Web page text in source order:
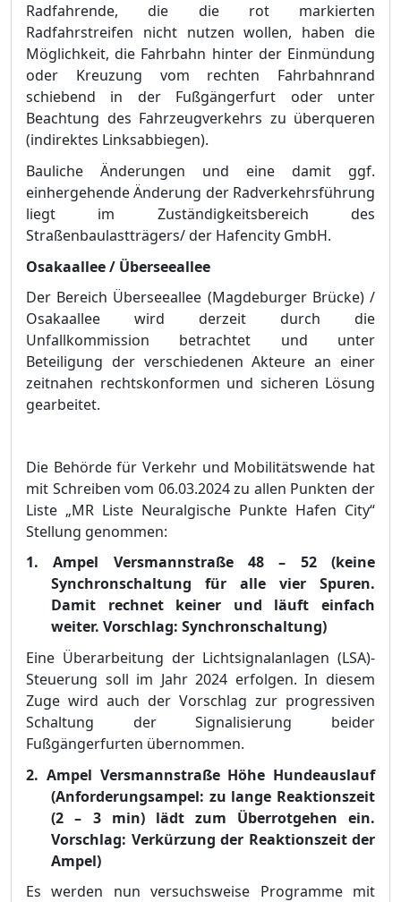
Radfahrende, die die rot markierten
Radfahrstreifen nicht nutzen wollen, haben die
Möglichkeit, die Fahrbahn hinter der Einmündung
oder Kreuzung vom rechten Fahrbahnrand
schiebend in der Fußgängerfurt oder unter
Beachtung des Fahrzeugverkehrs zu überqueren
(indirektes Linksabbiegen).
Bauliche Änderungen und eine damit ggf.
einhergehende Änderung der Radverkehrsführung
liegt im Zuständigkeitsbereich des
Straßenbaulastträgers/ der Hafencity GmbH.
Osakaallee / Überseeallee
Der Bereich Überseeallee (Magdeburger Brücke) /
Osakaallee wird derzeit durch die
Unfallkommission betrachtet und unter
Beteiligung der verschiedenen Akteure an einer
zeitnahen rechtskonformen und sicheren Lösung
gearbeitet.
Die Behörde für Verkehr und Mobilitätswende hat
mit Schreiben vom 06.03.2024 zu allen Punktender
Liste „MR Liste Neuralgische Punkte Hafen City“
Stellung genommen:
1.
Ampel Versmannstraße 48– 52 (keine
Synchronschaltung für alle vier Spuren.
Damit rechnet keiner und läuft einfach
weiter. Vorschlag: Synchronschaltung)
Eine Überarbeitung der Lichtsignalanlagen (LSA)-
Steuerung soll im Jahr 2024 erfolgen. In diesem
Zuge wird auch der Vorschlag zur progressiven
Schaltung der Signalisierung beider
Fußgängerfurten übernommen.
2. Ampel Versmannstraße Höhe Hundeauslauf
(Anforderungsampel: zu lange Reaktionszeit
(2– 3 min) lädt zum Überrotgehen ein.
Vorschlag: Verkürzung der Reaktionszeit der
Ampel)
Es werden nun versuchsweise Programme mit